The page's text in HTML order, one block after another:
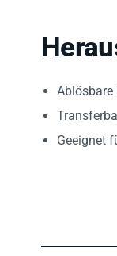
Geeignet